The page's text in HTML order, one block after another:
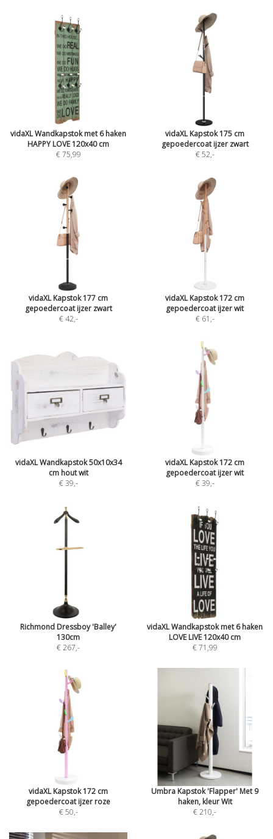
vidaXL Wandkapstok met 6 haken
HAPPY LOVE 120x40 cm
€ 75,99
vidaXL Kapstok 175 cm
gepoedercoat ijzer zwart
€ 52,-
vidaXL Kapstok 177 cm
gepoedercoat ijzer zwart
€ 42,-
vidaXL Kapstok 172 cm
gepoedercoat ijzer wit
€ 61 ,-
vidaXL Wandkapstok 50x10x34
cm hout wit
€ 39,-
vidaXL Kapstok 172 cm
gepoedercoat ijzer wit
€ 39,-
Richmond Dressboy 'Balley'
130cm
€ 267,-
vidaXL Wandkapstok met 6 haken
LOVE LIVE 120x40 cm
€ 71,99
vidaXL Kapstok 172 cm
gepoedercoat ijzer roze
€ 50,-
Umbra Kapstok 'Flapper' Met 9
haken, kleur Wit
€ 210,-